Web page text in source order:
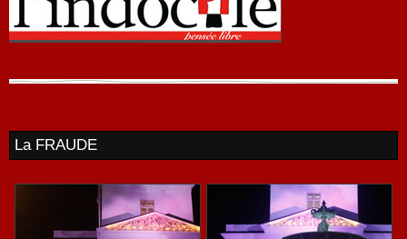
La FRAUDE